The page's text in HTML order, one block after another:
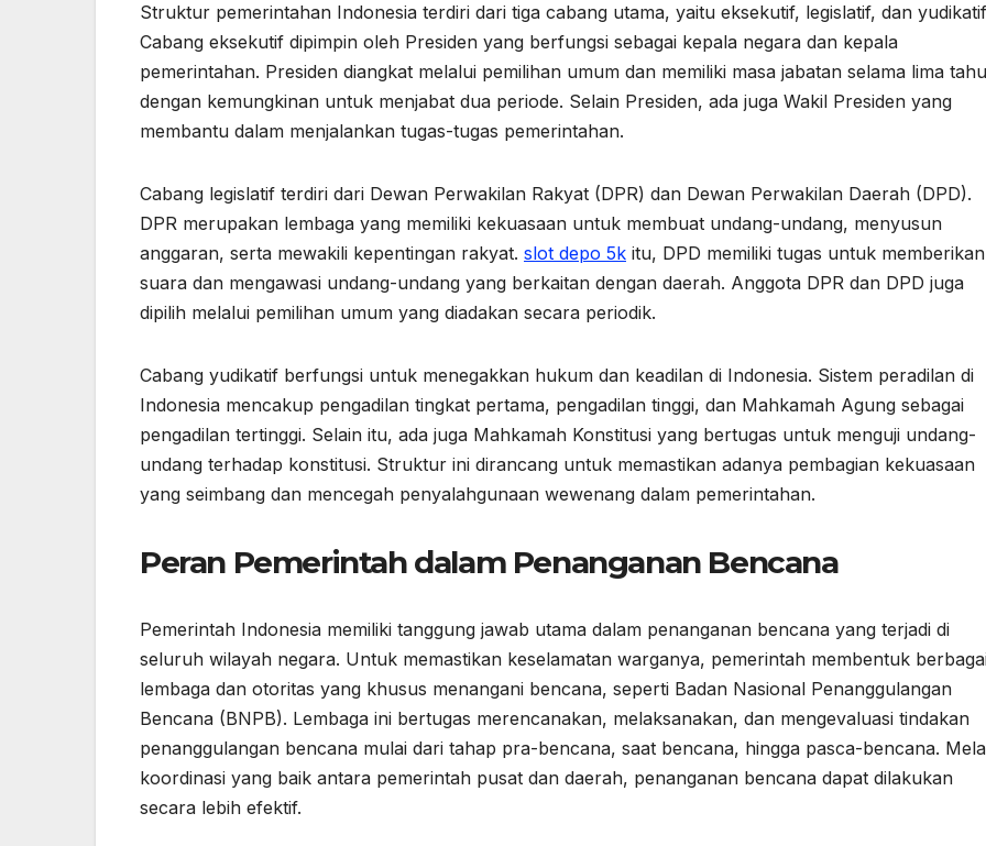
Struktur pemerintahan Indonesia terdiri dari tiga cabang utama, yaitu eksekutif, legislatif, dan
Cabang eksekutif dipimpin oleh Presiden yang berfungsi sebagai kepala negara dan kepala
pemerintahan. Presiden diangkat melalui pemilihan umum dan memiliki masa jabatan selama lima
dengan kemungkinan untuk menjabat dua periode. Selain Presiden, ada juga Wakil Presiden yang
membantu dalam menjalankan tugas-tugas pemerintahan.
Cabang legislatif terdiri dari Dewan Perwakilan Rakyat (DPR) dan Dewan Perwakilan Daerah (DPD).
DPR merupakan lembaga yang memiliki kekuasaan untuk membuat undang-undang, menyusun
anggaran, serta mewakili kepentingan rakyat. slot depo 5k itu, DPD memiliki tugas untuk memberikan
suara dan mengawasi undang-undang yang berkaitan dengan daerah. Anggota DPR dan DPD juga
dipilih melalui pemilihan umum yang diadakan secara periodik.
Cabang yudikatif berfungsi untuk menegakkan hukum dan keadilan di Indonesia. Sistem peradilan di
Indonesia mencakup pengadilan tingkat pertama, pengadilan tinggi, dan Mahkamah Agung sebagai
pengadilan tertinggi. Selain itu, ada juga Mahkamah Konstitusi yang bertugas untuk menguji undang-
undang terhadap konstitusi. Struktur ini dirancang untuk memastikan adanya pembagian kekuasaan
yang seimbang dan mencegah penyalahgunaan wewenang dalam pemerintahan.
Peran Pemerintah dalam Penanganan Bencana
Pemerintah Indonesia memiliki tanggung jawab utama dalam penanganan bencana yang terjadi di
seluruh wilayah negara. Untuk memastikan keselamatan warganya, pemerintah membentuk
lembaga dan otoritas yang khusus menangani bencana, seperti Badan Nasional Penanggulangan
Bencana (BNPB). Lembaga ini bertugas merencanakan, melaksanakan, dan mengevaluasi tindakan
penanggulangan bencana mulai dari tahap pra-bencana, saat bencana, hingga pasca-bencana.
koordinasi yang baik antara pemerintah pusat dan daerah, penanganan bencana dapat dilakukan
secara lebih efektif.